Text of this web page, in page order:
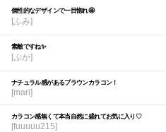
個性的なデザインで一目惚れ🤩
[ふみ]
素敵ですね✨
[ぷか]
ナチュラル感があるブラウンカラコン！
[mari]
カラコン感無くて本当自然に盛れてお気に入り♡
[fuuuuu215]